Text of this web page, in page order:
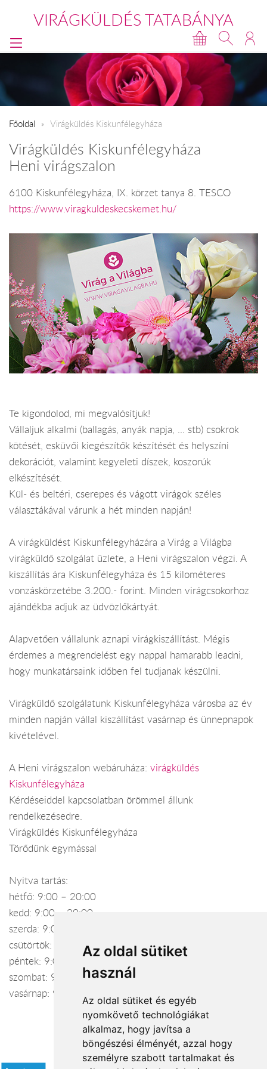
Az oldal sütiket
használ
Az oldal sütiket és egyéb
nyomkövető technológiákat
alkalmaz, hogy javítsa a
böngészési élményét, azzal hogy
személyre szabott tartalmakat és
VIRÁGKÜLDÉS TATABÁNYA
Főoldal Virágküldés Kiskunfélegyháza
Virágküldés Kiskunfélegyháza
Heni virágszalon
6100 Kiskunfélegyháza, IX. körzet tanya 8. TESCO
https://www.viragkuldeskecskemet.hu/
Te kigondolod, mi megvalósítjuk!
Vállaljuk alkalmi (ballagás, anyák napja, ... stb) csokrok
kötését, esküvői kiegészítők készítését és helyszíni
dekorációt, valamint kegyeleti díszek, koszorúk
elkészítését.
Kül- és beltéri, cserepes és vágott virágok széles
választákával várunk a hét minden napján!
A virágküldést Kiskunfélegyházára a Virág a Világba
virágküldő szolgálat üzlete, a Heni virágszalon végzi. A
kiszállítás ára Kiskunfélegyháza és 15 kilométeres
vonzáskörzetébe 3.200.- forint. Minden virágcsokorhoz
ajándékba adjuk az üdvözlőkártyát.
Alapvetően vállalunk aznapi virágkiszállítást. Mégis
érdemes a megrendelést egy nappal hamarabb leadni,
hogy munkatársaink időben fel tudjanak készülni.
Virágküldő szolgálatunk Kiskunfélegyháza városba az év
minden napján vállal kiszállítást vasárnap és ünnepnapok
kivételével.
A Heni virágszalon webáruháza: virágküldés
Kiskunfélegyháza
Kérdéseiddel kapcsolatban örömmel állunk
rendelkezésedre.
Virágküldés Kiskunfélegyháza
Törődünk egymással
Nyitva tartás:
hétfő: 9:00 – 20:00
kedd: 9:00 – 20:00
szerda: 9:00 – 20:00
csütörtök: 9:00 – 21:00
péntek: 9:00 – 21:00
szombat: 9:00 – 21:00
vasárnap: 9:00 – 17:30
Elfogadott fizetési módok